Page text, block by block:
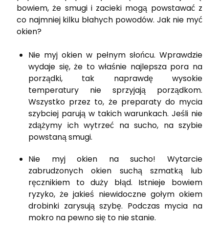
bowiem, że smugi i zacieki mogą powstawać z
co najmniej kilku błahych powodów. Jak nie myć
okien?
Nie myj okien w pełnym słońcu. Wprawdzie
wydaje się, że to właśnie najlepsza pora na
porządki, tak naprawdę wysokie
temperatury nie sprzyjają porządkom.
Wszystko przez to, że preparaty do mycia
szybciej parują w takich warunkach. Jeśli nie
zdążymy ich wytrzeć na sucho, na szybie
powstaną smugi.
Nie myj okien na sucho! Wytarcie
zabrudzonych okien suchą szmatką lub
ręcznikiem to duży błąd. Istnieje bowiem
ryzyko, że jakieś niewidoczne gołym okiem
drobinki zarysują szybę. Podczas mycia na
mokro na pewno się to nie stanie.